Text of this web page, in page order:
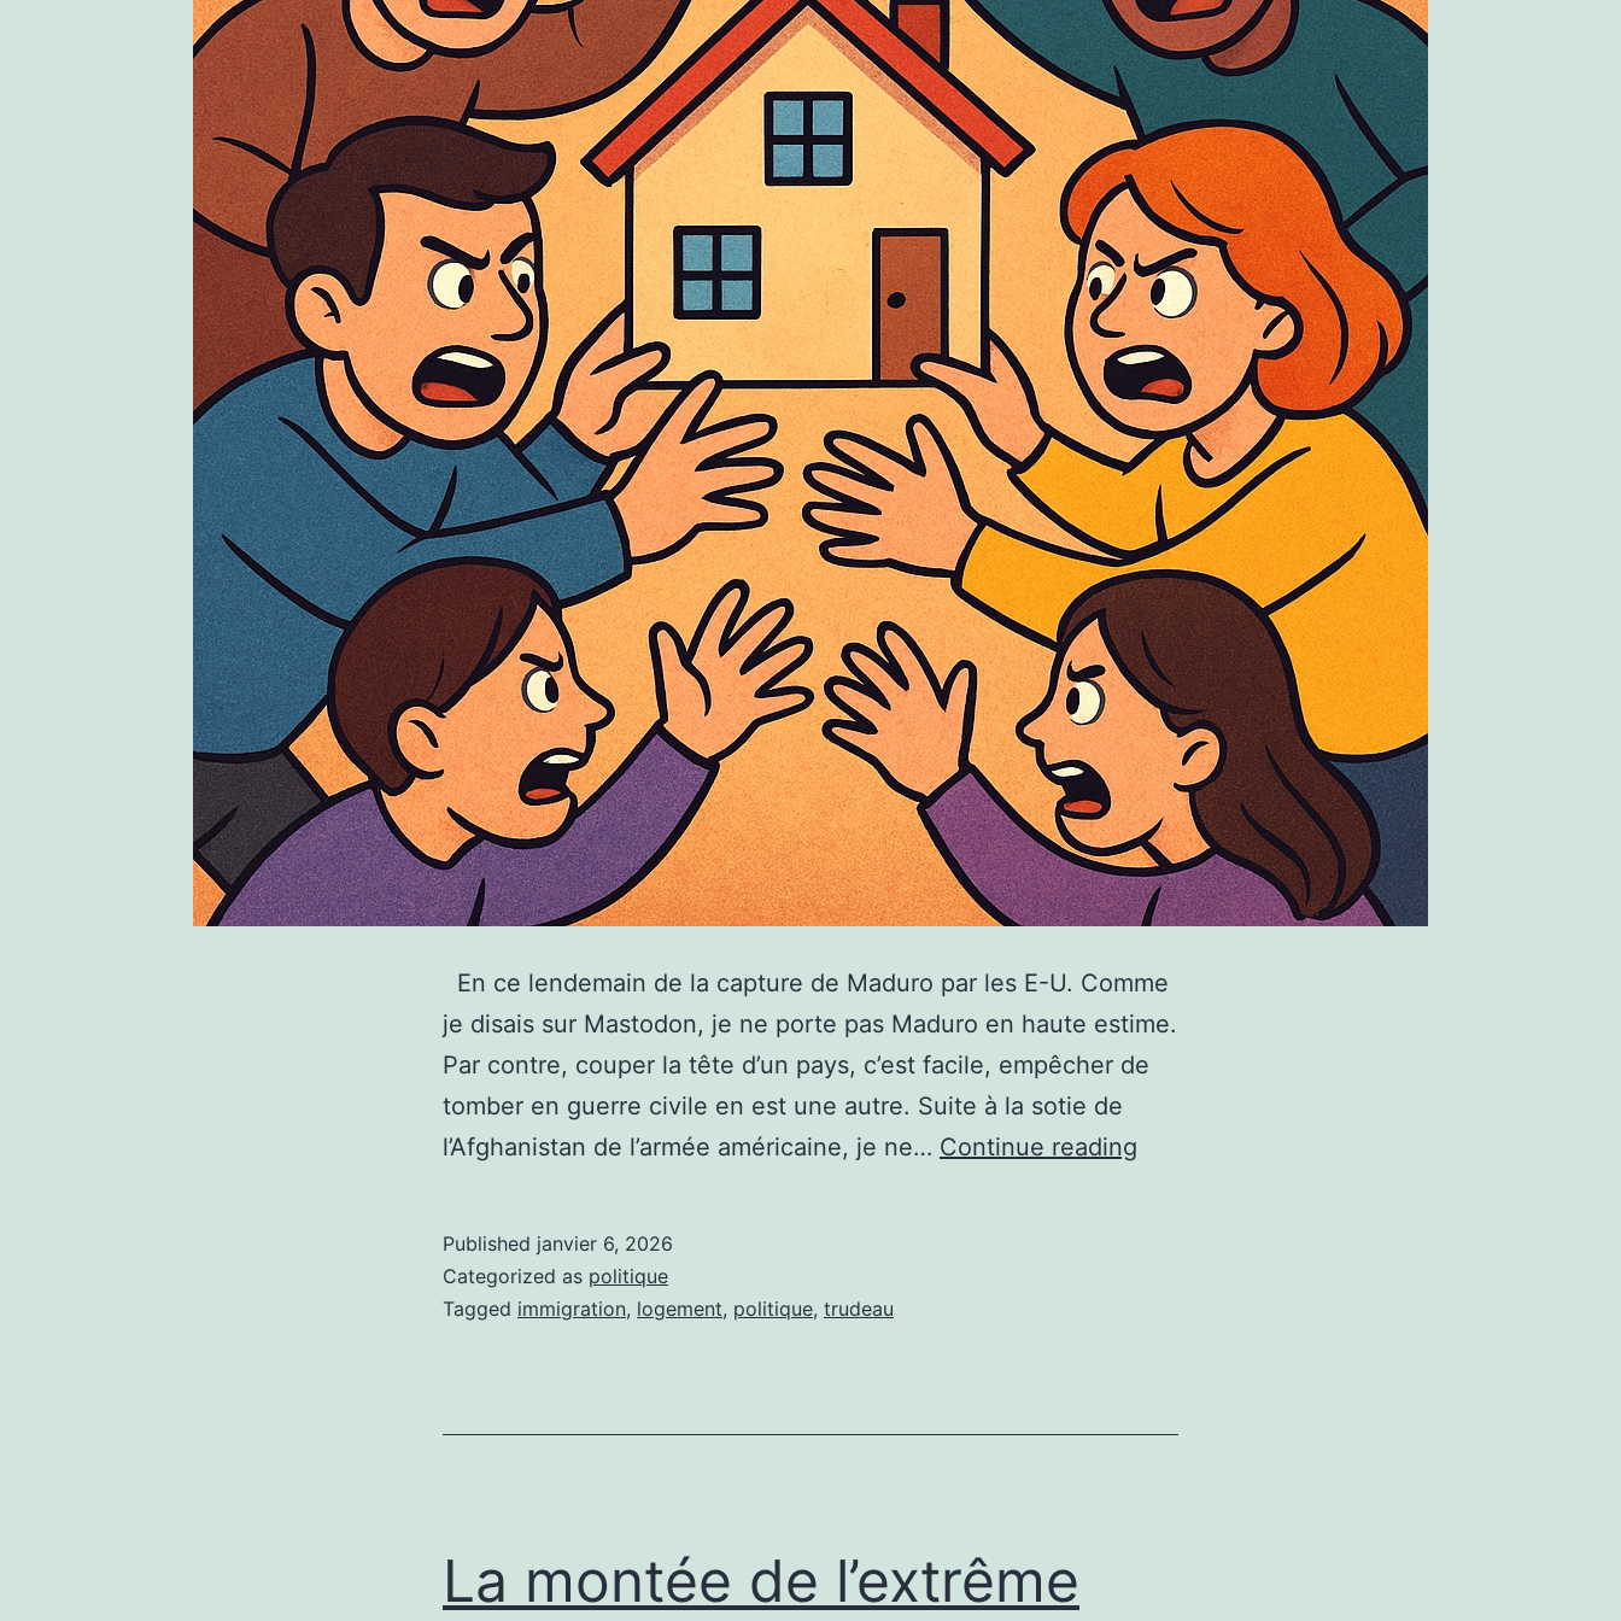
En ce lendemain de la capture de Maduro par les E-U. Comme
je disais sur Mastodon, je ne porte pas Maduro en haute estime.
Par contre, couper la tête d’un pays, c’est facile, empêcher de
tomber en guerre civile en est une autre. Suite à la sotie de
l’Afghanistan de l’armée américaine, je ne… Continue reading
Published janvier 6, 2026
Categorized as politique
Tagged immigration, logement, politique, trudeau
La montée de l’extrême